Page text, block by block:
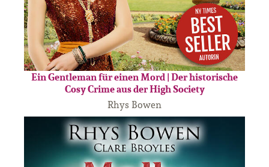
Ein Gentleman für einen Mord | Der historische
Cosy Crime aus der High Society
Rhys Bowen